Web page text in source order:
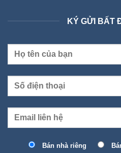
KÝ GỬI BẤT
Bán nhà riêng